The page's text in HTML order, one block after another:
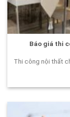
Báo giá thi
Thi công nội thất